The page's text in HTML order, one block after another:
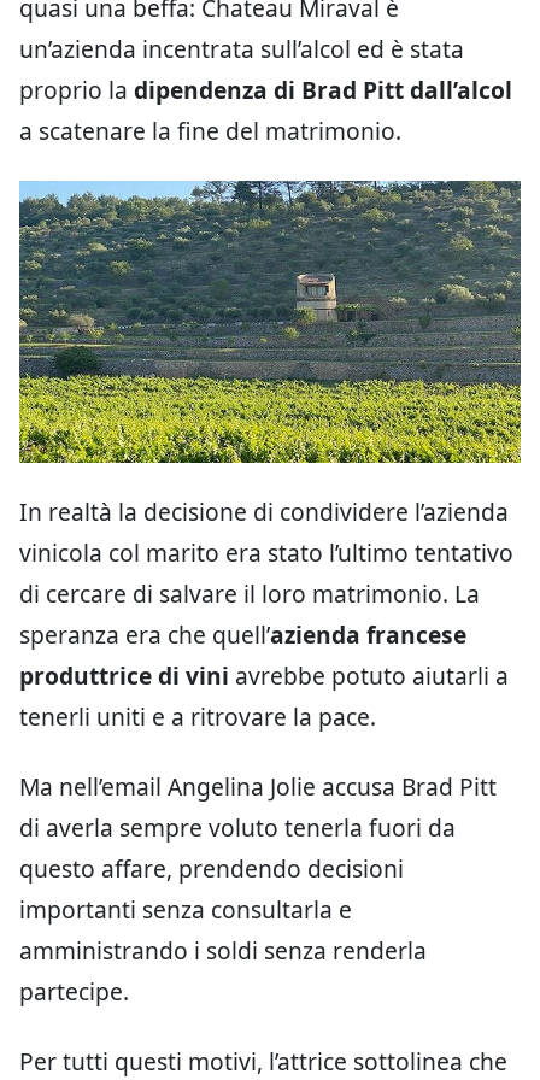
quasi una beffa: Chateau Miraval è
un’azienda incentrata sull’alcol ed è stata
proprio la dipendenza di Brad Pitt dall’alcol
a scatenare la fine del matrimonio.
In realtà la decisione di condividere l’azienda
vinicola col marito era stato l’ultimo tentativo
di cercare di salvare il loro matrimonio. La
speranza era che quell’azienda francese
produttrice di vini avrebbe potuto aiutarli a
tenerli uniti e a ritrovare la pace.
Ma nell’email Angelina Jolie accusa Brad Pitt
di averla sempre voluto tenerla fuori da
questo affare, prendendo decisioni
importanti senza consultarla e
amministrando i soldi senza renderla
partecipe.
Per tutti questi motivi, l’attrice sottolinea che